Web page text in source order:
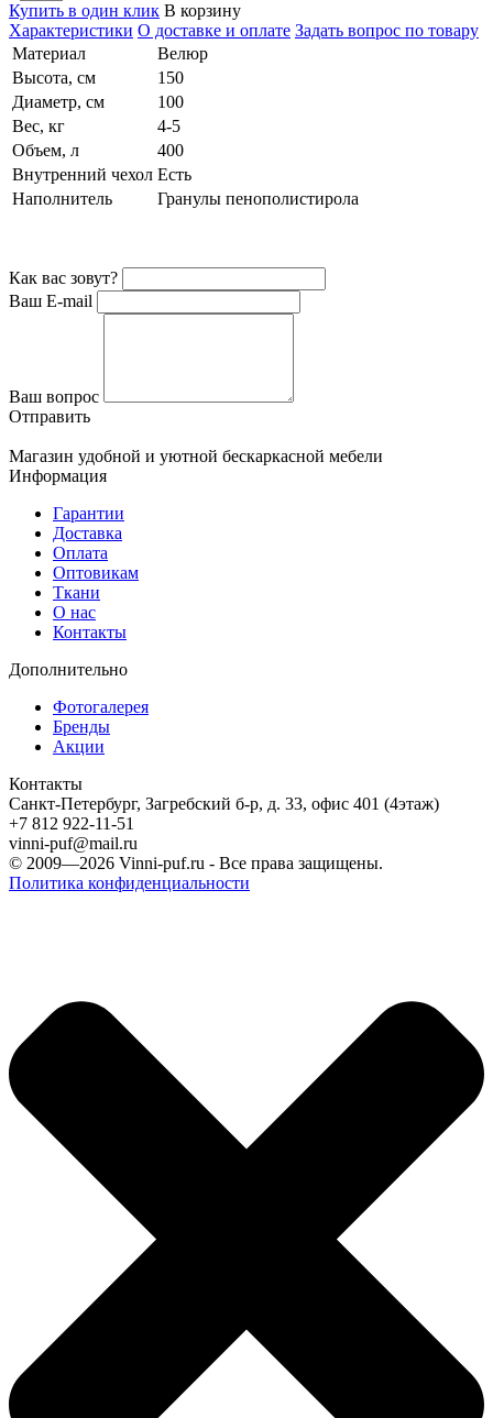
Купить в один клик В корзину
Характеристики О доставке и оплате Задать вопрос по товару
Материал
Велюр
Высота, см
150
Диаметр, см
100
Вес, кг
4-5
Объем, л
400
Внутренний чехол Есть
Наполнитель
Гранулы пенополистирола
Как вас зовут?
Ваш E-mail
Ваш вопрос
Отправить
Магазин удобной и уютной бескаркасной мебели
Информация
Гарантии
Доставка
Оплата
Оптовикам
Ткани
О нас
Контакты
Дополнительно
Фотогалерея
Бренды
Акции
Контакты
Санкт-Петербург, Загребский б-р, д. 33, офис 401 (4этаж)
+7 812 922-11-51
vinni-puf@mail.ru
© 2009—2026 Vinni-puf.ru - Все права защищены.
Политика конфиденциальности